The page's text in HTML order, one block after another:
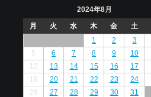
2024年8月
月
火 水 木 金 土
1
2 3
5
6 7 8 9 10
12
13 14 15 16 17
19
20 21 22 23 24
26
27 28 29 30 31